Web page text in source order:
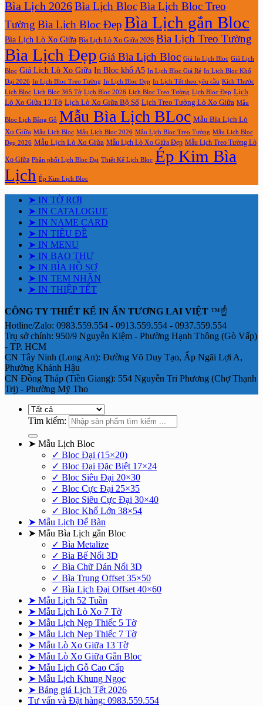
Bìa Lịch 2026Bìa Lịch BlocBìa Lịch Bloc Treo
Tường Bìa Lịch Bloc Đẹp Bìa Lịch gắn Bloc
Bìa Lịch Lò Xo Giữa Bìa Lịch Lò Xo Giữa 2026 Bìa Lịch Treo Tường
Bìa Lịch Đẹp Giá Bìa Lịch Bloc Giá In Lịch Bloc Giá Lịch
Bloc Giá Lịch Lò Xo Giữa In Bloc khổ A5 In Lịch Bloc Giá Rẻ In Lịch Bloc Khổ
Đại 2026 In Lịch Bloc Treo Tường In Lịch Bloc Đẹp In Lịch Tết theo yêu cầu Kích Thước
Lịch Bloc Lịch Bloc 365 Tờ Lịch Bloc 2026 Lịch Bloc Treo Tường Lịch Bloc Đẹp Lịch
Lò Xo Giữa 13 Tờ Lịch Lò Xo Giữa Bộ Số Lịch Treo Tường Lò Xo Giữa Mẫu
Bloc Lịch Bằng Gỗ Mẫu Bìa Lịch BLoc Mẫu Bìa Lịch Lò
Xo Giữa Mẫu Lịch Bloc Mẫu Lịch Bloc 2026 Mẫu Lịch Bloc Treo Tường Mẫu Lịch Bloc
Đẹp 2026 Mẫu Lịch Lò Xo Giữa Mẫu Lịch Lò Xo Giữa Đẹp Mẫu Lịch Treo Tường Lò
Xo Giữa Phân phối Lịch Bloc Đại Thiết Kế Lịch Bloc Ép Kim Bìa
Lịch Ép Kim Lịch Bloc
➤ IN TỜ RƠI
➤ IN CATALOGUE
➤ IN NAME CARD
➤ IN TIÊU ĐỀ
➤ IN MENU
➤ IN BAO THƯ
➤ IN BÌA HỒ SƠ
➤ IN TEM NHÃN
➤ IN THIỆP TẾT
CÔNG TY THIẾT KẾ IN ẤN TƯƠNG LAI VIỆT ™☝️
Hotline/Zalo: 0983.559.554 - 0913.559.554 - 0937.559.554
Trụ sở chính: 950/9 Nguyễn Kiệm - Phường Hạnh Thông (Gò Vấp)
- TP. HCM
CN Tây Ninh (Long An): Đường Võ Duy Tạo, Ấp Ngãi Lợi A,
Phường Khánh Hậu
CN Đồng Tháp (Tiền Giang): 554 Nguyễn Tri Phương (Chợ Thạnh
Trị) - Phường Mỹ Tho
Tìm kiếm:
➤ Mẫu Lịch Bloc
✓ Bloc Đại (15×20)
✓ Bloc Đại Đặc Biệt 17×24
✓ Bloc Siêu Đại 20×30
✓ Bloc Cực Đại 25×35
✓ Bloc Siêu Cực Đại 30×40
✓ Bloc Khổ Lớn 38×54
➤ Mẫu Lịch Để Bàn
➤ Mẫu Bìa Lịch gắn Bloc
✓ Bìa Metalize
✓ Bìa Bế Nổi 3D
✓ Bìa Chữ Dán Nổi 3D
✓ Bìa Trung Offset 35×50
✓ Bìa Lịch Đại Offset 40×60
➤ Mẫu Lịch 52 Tuần
➤ Mẫu Lịch Lò Xo 7 Tờ
➤ Mẫu Lịch Nẹp Thiếc 5 Tờ
➤ Mẫu Lịch Nẹp Thiếc 7 Tờ
➤ Mẫu Lò Xo Giữa 13 Tờ
➤ Mẫu Lò Xo Giữa Gắn Bloc
➤ Mẫu Lịch Gỗ Cao Cấp
➤ Mẫu Lịch Khung Ngọc
➤ Bảng giá Lịch Tết 2026
Tư vấn và Đặt hàng: 0983.559.554